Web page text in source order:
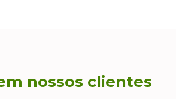
nossos clientes